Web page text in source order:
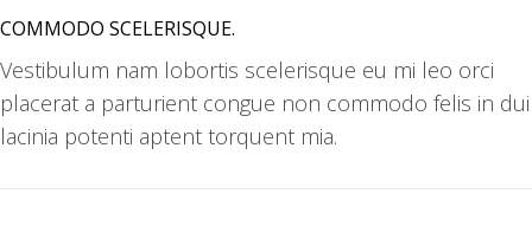
COMMODO SCELERISQUE.
Vestibulum nam lobortis scelerisque eu mi leo orci
placerat a parturient congue non commodo felis in dui
lacinia potenti aptent torquent mia.